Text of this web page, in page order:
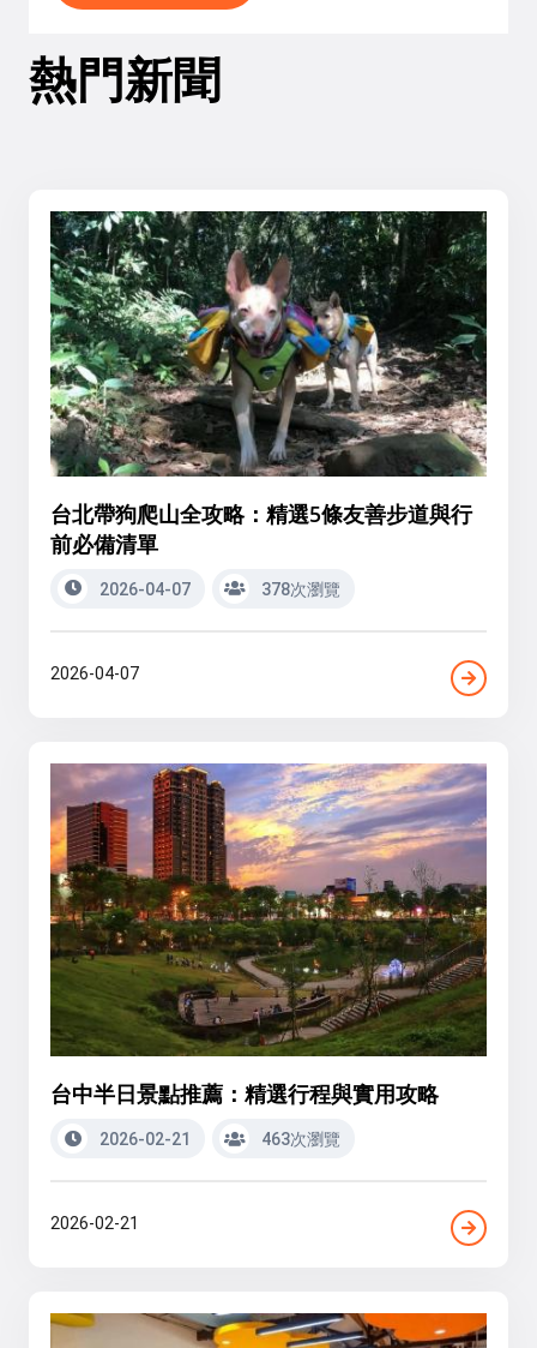
熱門新聞
台北帶狗爬山全攻略：精選5條友善步道與行
前必備清單
2026-04-07 378次瀏覽
2026-04-07
台中半日景點推薦：精選行程與實用攻略
2026-02-21 463次瀏覽
2026-02-21